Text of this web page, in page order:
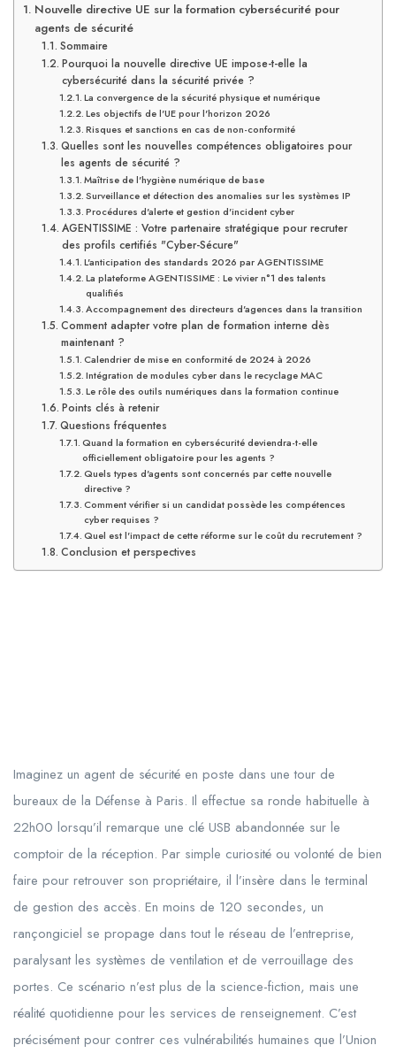
Nouvelle directive UE sur la formation cybersécurité pour
agents de sécurité
Sommaire
Pourquoi la nouvelle directive UE impose-t-elle la
cybersécurité dans la sécurité privée ?
La convergence de la sécurité physique et numérique
Les objectifs de l'UE pour l'horizon 2026
Risques et sanctions en cas de non-conformité
Quelles sont les nouvelles compétences obligatoires pour
les agents de sécurité ?
Maîtrise de l'hygiène numérique de base
Surveillance et détection des anomalies sur les systèmes IP
Procédures d'alerte et gestion d'incident cyber
AGENTISSIME : Votre partenaire stratégique pour recruter
des profils certifiés "Cyber-Sécure"
L'anticipation des standards 2026 par AGENTISSIME
La plateforme AGENTISSIME : Le vivier n°1 des talents
qualifiés
Accompagnement des directeurs d'agences dans la transition
Comment adapter votre plan de formation interne dès
maintenant ?
Calendrier de mise en conformité de 2024 à 2026
Intégration de modules cyber dans le recyclage MAC
Le rôle des outils numériques dans la formation continue
Points clés à retenir
Questions fréquentes
Quand la formation en cybersécurité deviendra-t-elle
officiellement obligatoire pour les agents ?
Quels types d'agents sont concernés par cette nouvelle
directive ?
Comment vérifier si un candidat possède les compétences
cyber requises ?
Quel est l'impact de cette réforme sur le coût du recrutement ?
Conclusion et perspectives
Imaginez un agent de sécurité en poste dans une tour de
bureaux de la Défense à Paris. Il effectue sa ronde habituelle à
22h00 lorsqu’il remarque une clé USB abandonnée sur le
comptoir de la réception. Par simple curiosité ou volonté de bien
faire pour retrouver son propriétaire, il l’insère dans le terminal
de gestion des accès. En moins de 120 secondes, un
rançongiciel se propage dans tout le réseau de l’entreprise,
paralysant les systèmes de ventilation et de verrouillage des
portes. Ce scénario n’est plus de la science-fiction, mais une
réalité quotidienne pour les services de renseignement. C’est
précisément pour contrer ces vulnérabilités humaines que l’Union